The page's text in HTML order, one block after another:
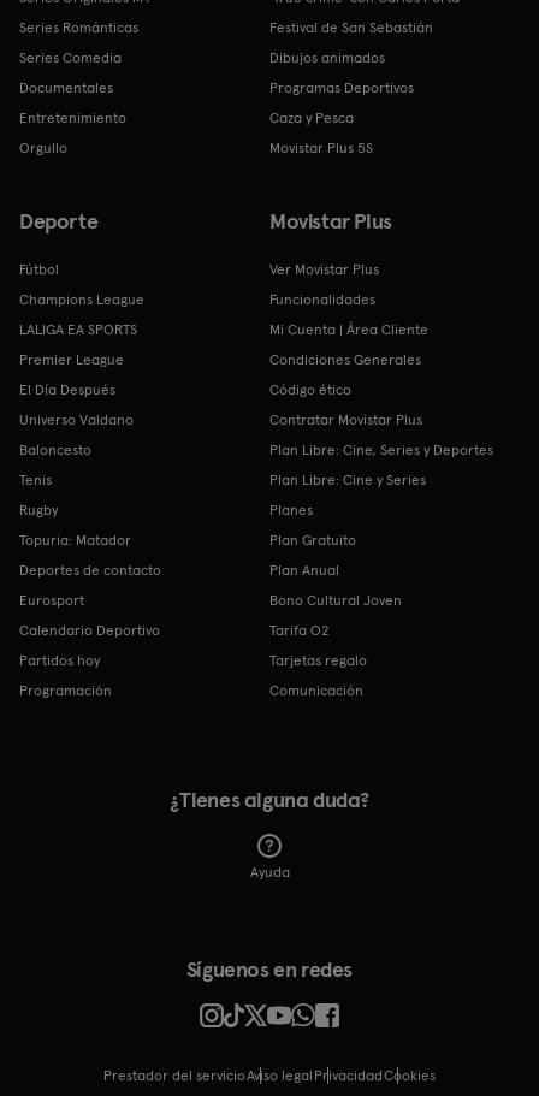
Series Románticas
Series Comedia
Documentales
Entretenimiento
Orgullo
Festival de San Sebastián
Dibujos animados
Programas Deportivos
Caza y Pesca
Movistar Plus 5S
Deporte
Fútbol
Champions League
LALIGA EA SPORTS
Premier League
El Día Después
Universo Valdano
Baloncesto
Tenis
Rugby
Topuria: Matador
Deportes de contacto
Eurosport
Calendario Deportivo
Partidos hoy
Programación
Movistar Plus
Ver Movistar Plus
Funcionalidades
Mi Cuenta | Área Cliente
Condiciones Generales
Código ético
Contratar Movistar Plus
Plan Libre: Cine, Series y Deportes
Plan Libre: Cine y Series
Planes
Plan Gratuito
Plan Anual
Bono Cultural Joven
Tarifa O2
Tarjetas regalo
Comunicación
¿Tienes alguna duda?
Ayuda
Prestador del servicioAviso legal Privacidad cookies
Síguenos en redes